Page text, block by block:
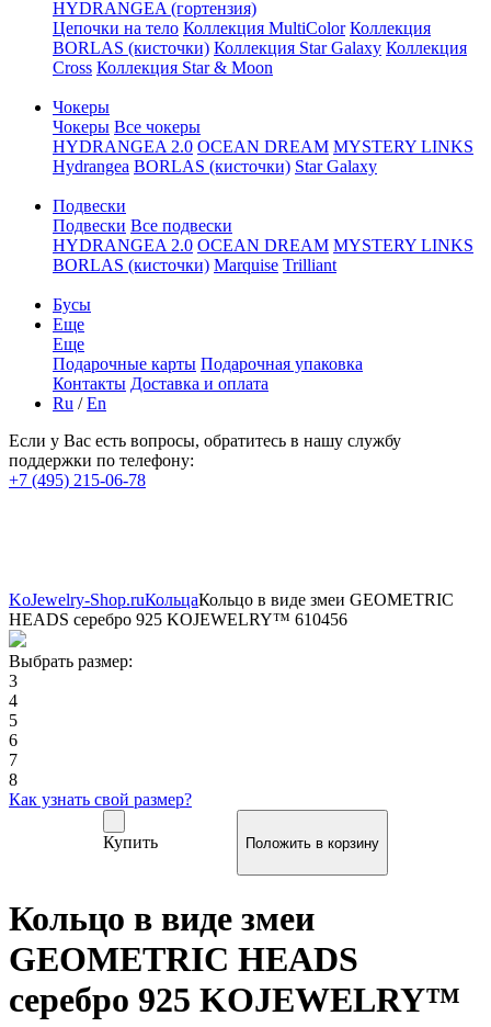
HYDRANGEA (гортензия)
Цепочки на тело Коллекция MultiColor Коллекция
BORLAS (кисточки) Коллекция Star Galaxy Коллекция
Cross Коллекция Star & Moon
Чокеры
Чокеры Все чокеры
HYDRANGEA 2.0 OCEAN DREAM MYSTERY LINKS
Hydrangea BORLAS (кисточки) Star Galaxy
Подвески
Подвески Все подвески
HYDRANGEA 2.0 OCEAN DREAM MYSTERY LINKS
BORLAS (кисточки) Marquise Trilliant
Бусы
Еще
Еще
Подарочные карты Подарочная упаковка
Контакты Доставка и оплата
Ru /En
Если у Вас есть вопросы, обратитесь в нашу службу
поддержки по телефону:
+7 (495) 215-06-78
KoJewelry-Shop.ruКольцаКольцо в виде змеи GEOMETRIC
HEADS серебро 925 KOJEWELRY™ 610456
Выбрать размер:
3
4
5
6
7
8
Как узнать свой размер?
Купить
Кольцо в виде змеи
GEOMETRIC HEADS
серебро 925 KOJEWELRY™